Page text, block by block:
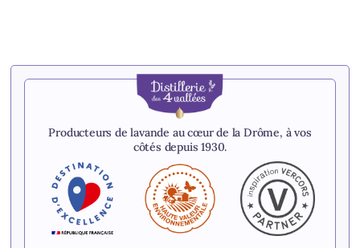
Producteurs de lavande au cœur de la Drôme, à vos
côtés depuis 1930.